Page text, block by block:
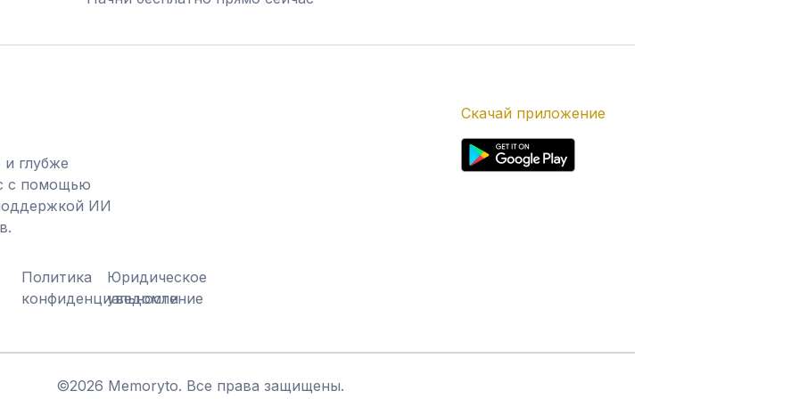
глубже
с помощью
ИИ
Политика
конфиденциальности
Юридическое
уведомление
Скачай приложение
©2026 Memoryto. Все права защищены.